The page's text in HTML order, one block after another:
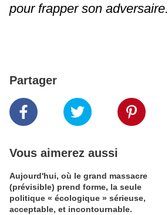
pour frapper son adversaire.
Partager
Vous aimerez aussi
Aujourd'hui, où le grand massacre
(prévisible) prend forme, la seule
politique « écologique » sérieuse,
acceptable, et incontournable.